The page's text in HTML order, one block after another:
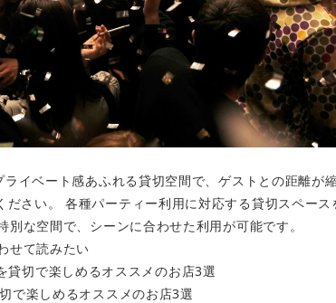
イベート感あふれる貸切空間で、ゲストとの距離が
さい。 各種パーティー利用に対応する貸切スペー
な空間で、シーンに合わせた利用が可能です。
せて読みたい
貸切で楽しめるオススメのお店3選
で楽しめるオススメのお店3選